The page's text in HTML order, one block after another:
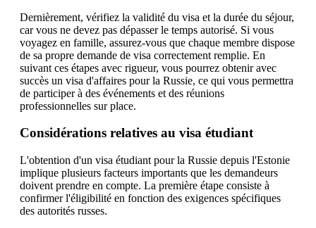
Dernièrement, vérifiez la validité du visa et la durée du séjour,
car vous ne devez pas dépasser le temps autorisé. Si vous
voyagez en famille, assurez-vous que chaque membre dispose
de sa propre demande de visa correctement remplie. En
suivant ces étapes avec rigueur, vous pourrez obtenir avec
succès un visa d'affaires pour la Russie, ce qui vous permettra
de participer à des événements et des réunions
professionnelles sur place.
Considérations relatives au visa étudiant
L'obtention d'un visa étudiant pour la Russie depuis l'Estonie
implique plusieurs facteurs importants que les demandeurs
doivent prendre en compte. La première étape consiste à
confirmer l'éligibilité en fonction des exigences spécifiques
des autorités russes.